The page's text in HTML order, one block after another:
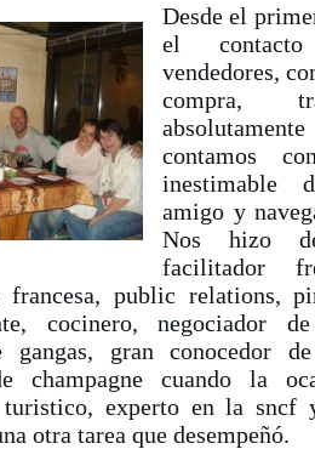
Desde el
el
vendedores,
compra,
contamos
inestimable
amigo y
Nos hizo
facilitador
francesa, public relations,
cocinero, negociador de
gangas, gran conocedor
champagne cuando la
experto en la sncf
otra tarea que desempeñó.